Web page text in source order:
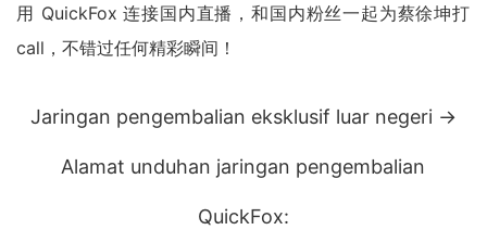
用 QuickFox 连接国内直播，和国内粉丝一起为蔡徐坤打
call，不错过任何精彩瞬间！
Jaringan pengembalian eksklusif luar negeri →
Alamat unduhan jaringan pengembalian
QuickFox: